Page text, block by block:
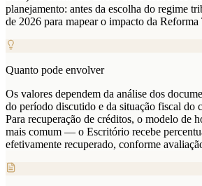
planejamento: antes da escolha do regime
de 2026 para mapear o impacto da Reforma
Quanto pode envolver
Os valores dependem da análise dos
do período discutido e da situação fiscal do
Para recuperação de créditos, o modelo de
mais comum — o Escritório recebe
efetivamente recuperado, conforme